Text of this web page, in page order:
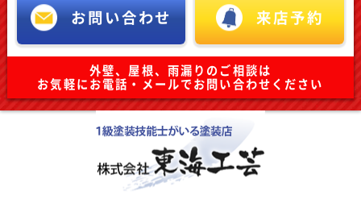
お問い合わせ 来店予約
外壁、屋根、雨漏りのご相談は
お気軽にお電話・メールでお問い合わせください